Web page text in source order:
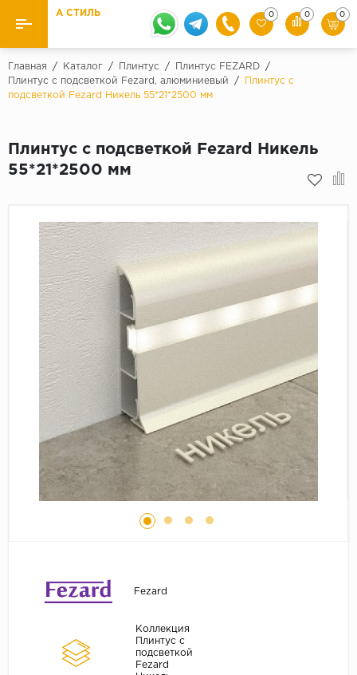
Назад
Ламинат
Назад
Krontex
33 класс
Серый
Бежевый
Дуб светлый
Коричневый
Страна
Австрия
Ковролин и ковровая плитка
Линолеум
Плинтус
Кварцевый ламинат SPC
Подложка под паркет и ламинат
А СТИЛЬ 0 0 0
Главная / Каталог / Плинтус / Плинтус FEZARD
/
Плинтус с подсветкой Fezard, алюминиевый
/
Плинтус с
подсветкой Fezard Никель 55*21*2500 мм
Плинтус с подсветкой Fezard Никель
55*21*2500 мм
Fezard
Коллекция
Плинтус с
подсветкой
Fezard